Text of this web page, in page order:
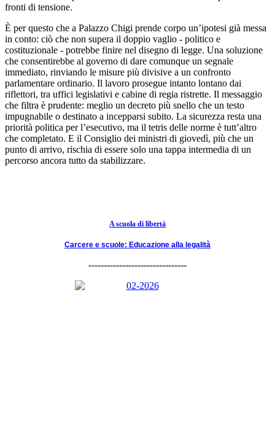
fronti di tensione.
È per questo che a Palazzo Chigi prende corpo un’ipotesi già messa
in conto: ciò che non supera il doppio vaglio - politico e
costituzionale - potrebbe finire nel disegno di legge. Una soluzione
che consentirebbe al governo di dare comunque un segnale
immediato, rinviando le misure più divisive a un confronto
parlamentare ordinario. Il lavoro prosegue intanto lontano dai
riflettori, tra uffici legislativi e cabine di regia ristrette. Il messaggio
che filtra è prudente: meglio un decreto più snello che un testo
impugnabile o destinato a incepparsi subito. La sicurezza resta una
priorità politica per l’esecutivo, ma il tetris delle norme è tutt’altro
che completato. E il Consiglio dei ministri di giovedì, più che un
punto di arrivo, rischia di essere solo una tappa intermedia di un
percorso ancora tutto da stabilizzare.
A scuola di libertà
Carcere e scuole: Educazione alla legalità
--------------------------------